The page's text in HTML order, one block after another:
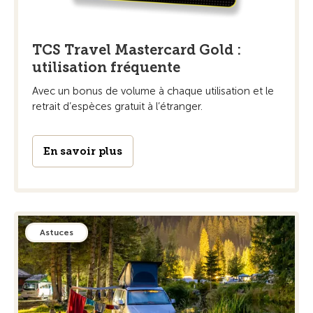
TCS Travel Mastercard Gold :
utilisation fréquente
Avec un bonus de volume à chaque utilisation et le
retrait d’espèces gratuit à l’étranger.
En savoir plus
Astuces